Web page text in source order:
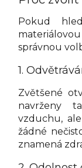
Pokud
správnou
1.
Zvětšené
navrženy
vzduchu,
žádné
znamená